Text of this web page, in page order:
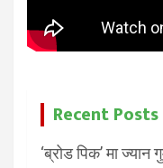
Recent Posts
‘ब्रोड पिक’ मा ज्यान